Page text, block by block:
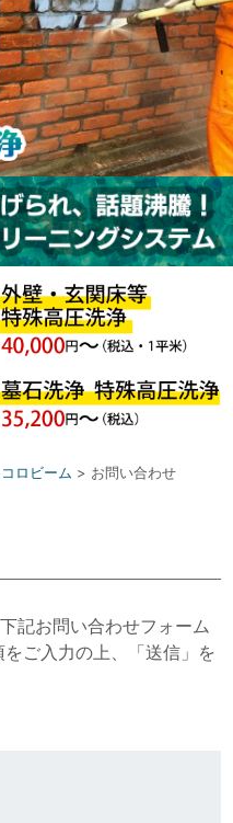
ロビーム > お問い合わせ
記お問い合わせフォーム
ご入力の上、「送信」を